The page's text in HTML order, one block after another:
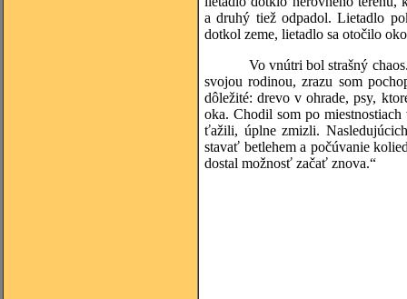
a druhý tiež odpadol. Lietadlo
dotkol zeme, lietadlo sa otočilo
Vo vnútri bol strašný chaos.
svojou rodinou, zrazu som
dôležité: drevo v ohrade, psy,
oka. Chodil som po miestnostiach
ťažili, úplne zmizli.
stavať betlehem a počúvanie
dostal možnosť začať znova.“